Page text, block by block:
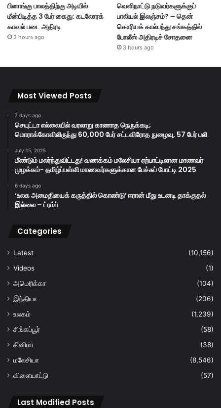
பினாங்கு பாலத்திற்கு அடியில்
மீன்பிடித்த 3 பேர் கைது: கடலோரக்
காவல் படை அதிரடி
3 hours ago
வெளிநாட்டு நடுவர்களுக்குப்
பாலியல் இலஞ்சம்? – தென்
கொரியக் கால்பந்து சங்கத்தில்
போலீஸ் அதிரடிச் சோதனை
3 hours ago
Most Viewed Posts
7 days ago
செயுட்டா எல்லையில் வரலாறு காணாத நெருக்கடி;
மொராக்கோவிலிருந்து 60,000 பேர் சட்டவிரோத நுழைவு, 57 பேர் பலி
July 15, 2025
மீண்டும் மலர்ந்துவிட்டது! வணக்கம் மலேசியா ஏற்பாட்டிலான மாணவர்
முழக்கம்- தமிழ்ப்பள்ளி மாணவர்களுக்கான பேச்சுப் போட்டி 2025
6 days ago
‘உலக அமைதியைக் கருத்தில் கொண்டு’ ஈரான் மீது உடனடி தாக்குதல்
இல்லை – ட்ரம்ப்
Categories
Latest
(10,156)
Videos
(1)
அமெரிக்கா
(104)
இந்தியா
(206)
உலகம்
(1,239)
சிங்கப்பூர்
(58)
சினிமா
(38)
மலேசியா
(8,546)
விளையாட்டு
(57)
Last Modified Posts